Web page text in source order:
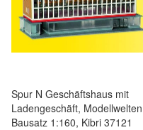
Spur N Geschäftshaus mit
Ladengeschäft, Modellwelten
Bausatz 1:160, Kibri 37121